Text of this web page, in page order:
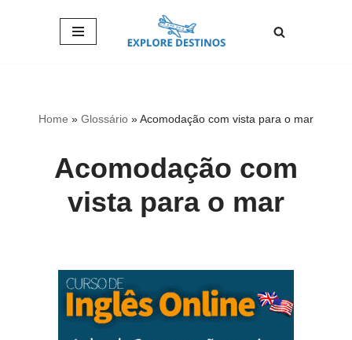
Home » Glossário »Acomodação com vista para o mar
Acomodação com
vista para o mar